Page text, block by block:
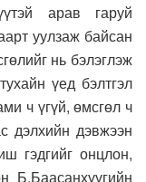
арав гаруй
уулзаж байсан
нь бэлэглэж
үед бэлтгэл
ч үгүй, өмсгөл ч
дэлхийн дэвжээн
гэдгийг онцлон,
Б.Баасанхүүгийн